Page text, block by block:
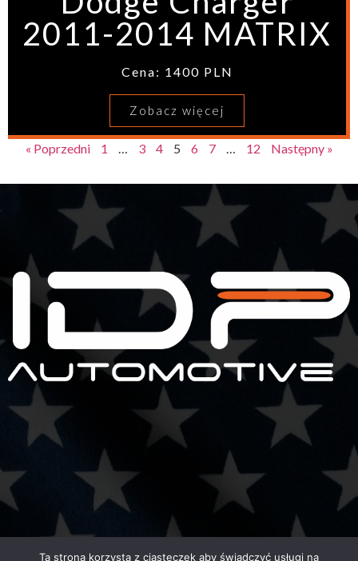
2011-2014 MATRIX
Cena: 1400 PLN
Zobacz więcej
« Poprzedni 1 … 3 4 5 6 7 … 12 Następny »
Ta strona korzysta z ciasteczek aby świadczyć usługi na